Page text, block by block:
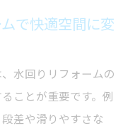
で快適空間に変
水回りリフォームの
ことが重要です。例
差や滑りやすさな